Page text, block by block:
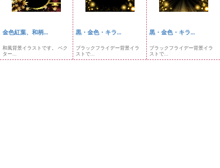
金色紅葉、和柄...
和風背景イラストです。 ベク
ター...
黒・金色・キラ...
ブラックフライデー背景イラ
ストで...
黒・金色・キラ...
ブラックフライデー背景イラ
ストで...